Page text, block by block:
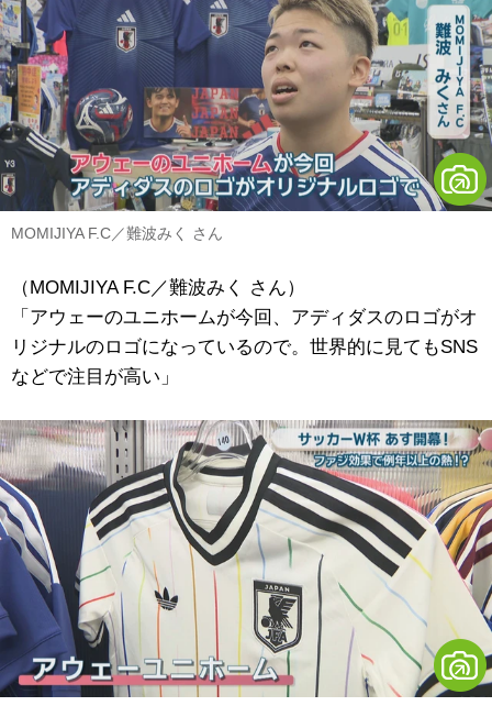
MOMIJIYA F.C／難波みく さん
（MOMIJIYA F.C／難波みく さん）
「アウェーのユニホームが今回、アディダスのロゴがオ
リジナルのロゴになっているので。世界的に見てもSNS
などで注目が高い」